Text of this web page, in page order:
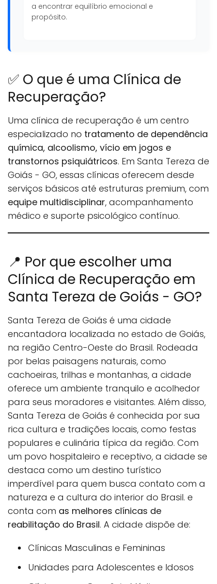
a encontrar equilíbrio emocional e
propósito.
✅ O que é uma Clínica de
Recuperação?
Uma clínica de recuperação é um centro
especializado no tratamento de dependência
química, alcoolismo, vício em jogos e
transtornos psiquiátricos. Em Santa Tereza de
Goiás - GO, essas clínicas oferecem desde
serviços básicos até estruturas premium, com
equipe multidisciplinar, acompanhamento
médico e suporte psicológico contínuo.
📍 Por que escolher uma
Clínica de Recuperação em
Santa Tereza de Goiás - GO?
Santa Tereza de Goiás é uma cidade
encantadora localizada no estado de Goiás,
na região Centro-Oeste do Brasil. Rodeada
por belas paisagens naturais, como
cachoeiras, trilhas e montanhas, a cidade
oferece um ambiente tranquilo e acolhedor
para seus moradores e visitantes. Além disso,
Santa Tereza de Goiás é conhecida por sua
rica cultura e tradições locais, como festas
populares e culinária típica da região. Com
um povo hospitaleiro e receptivo, a cidade se
destaca como um destino turístico
imperdível para quem busca contato com a
natureza e a cultura do interior do Brasil. e
conta com as melhores clínicas de
reabilitação do Brasil. A cidade dispõe de:
Clínicas Masculinas e Femininas
Unidades para Adolescentes e Idosos